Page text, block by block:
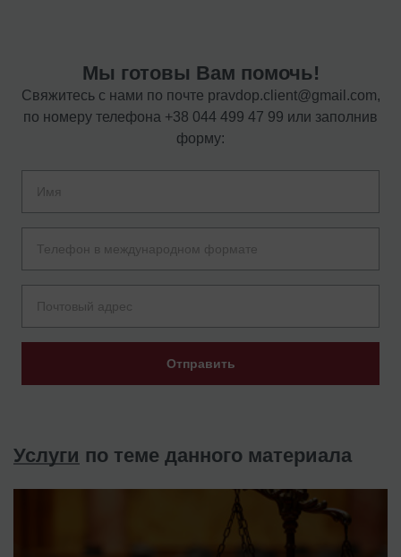
Мы готовы Вам помочь!
Свяжитесь с нами по почте pravdop.client@gmail.com,
по номеру телефона +38 044 499 47 99 или заполнив
форму:
Отправить
Услуги по теме данного материала